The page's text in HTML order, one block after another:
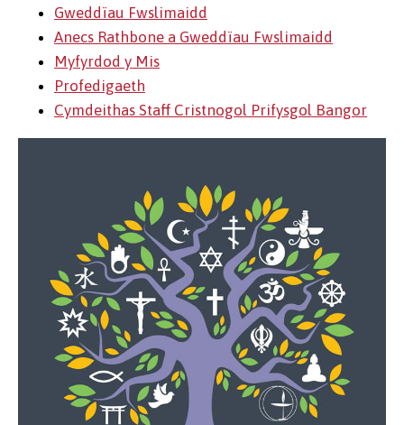
Gweddïau Fwslimaidd
Anecs Rathbone a Gweddïau Fwslimaidd
Myfyrdod y Mis
Profedigaeth
Cymdeithas Staff Cristnogol Prifysgol Bangor